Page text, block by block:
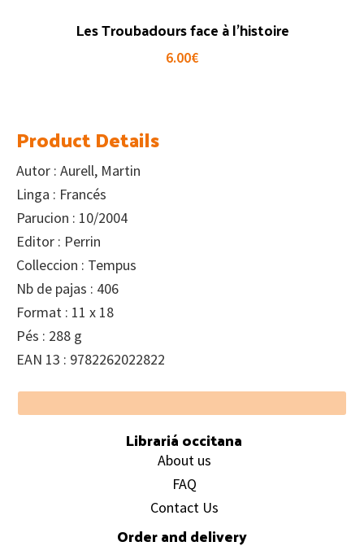
Les Troubadours face à l’histoire
6.00€
Product Details
Autor : Aurell, Martin
Linga : Francés
Parucion : 10/2004
Editor : Perrin
Colleccion : Tempus
Nb de pajas : 406
Format : 11 x 18
Pés : 288 g
EAN 13 : 9782262022822
Footer
Librariá occitana
About us
FAQ
Contact Us
Order and delivery